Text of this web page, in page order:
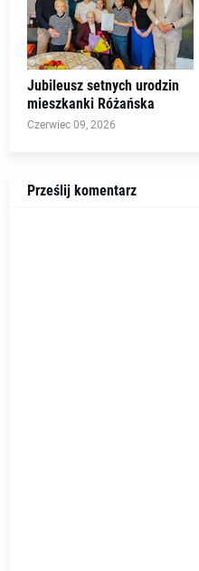
Jubileusz setnych urodzin
mieszkanki Różańska
Czerwiec 09, 2026
Prześlij komentarz